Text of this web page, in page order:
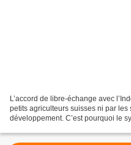
L’accord de libre-échange avec
petits agriculteurs suisses ni par
développement. C’est pourquoi le